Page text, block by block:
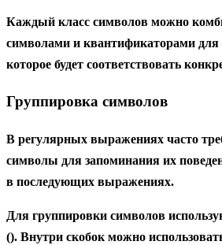
Каждый класс символов можно
символами и квантификаторами
которое будет соответствовать
Группировка символов
В регулярных выражениях часто
символы для запоминания их
в последующих выражениях.
Для группировки символов
(). Внутри скобок можно